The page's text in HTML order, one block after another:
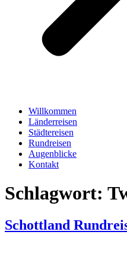
Willkommen
Länderreisen
Städtereisen
Rundreisen
Augenblicke
Kontakt
Schlagwort:
Schottland